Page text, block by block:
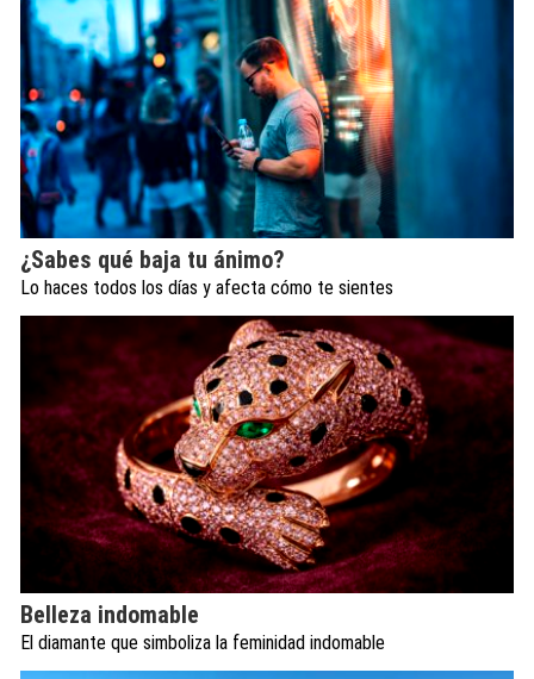
¿Sabes qué baja tu ánimo?
Lo haces todos los días y afecta cómo te sientes
Belleza indomable
El diamante que simboliza la feminidad indomable